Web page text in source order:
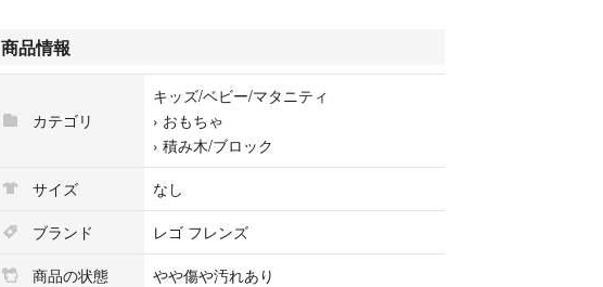
商品情報
カテゴリ
キッズ/ベビー/マタニティ
› おもちゃ
› 積み木/ブロック
サイズ
なし
ブランド
レゴ フレンズ
商品の状態
やや傷や汚れあり